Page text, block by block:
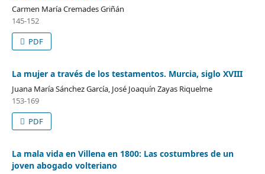
Carmen María Cremades Griñán
145-152
PDF
La mujer a través de los testamentos. Murcia, siglo XVIII
Juana María Sánchez García, José Joaquín Zayas Riquelme
153-169
PDF
La mala vida en Villena en 1800: Las costumbres de un
joven abogado volteriano